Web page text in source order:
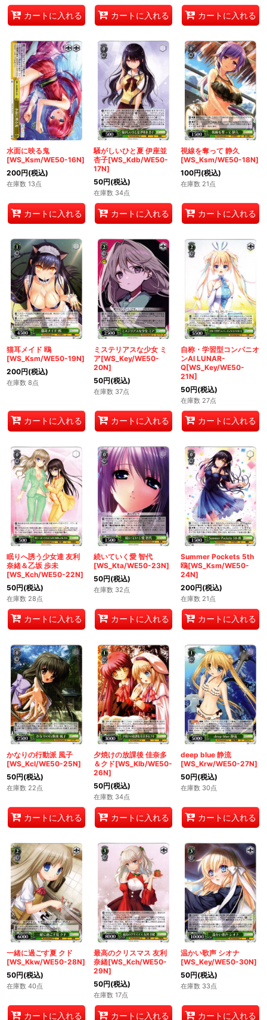
カートに入れる カートに入れる カートに入れる
水面に映る鬼
[WS_Ksm/WE50-16N]
200円(税込)
在庫数 13点
カートに入れる
騒がしいひと夏 伊座並
杏子[WS_Kdb/WE50-
17N]
50円(税込)
在庫数 34点
カートに入れる
視線を奪って 静久
[WS_Ksm/WE50-18N]
100円(税込)
在庫数 21点
カートに入れる
猫耳メイド 鴎
[WS_Ksm/WE50-19N]
200円(税込)
在庫数 8点
カートに入れる
ミステリアスな少女 ミ
ア[WS_Key/WE50-
20N]
50円(税込)
在庫数 37点
カートに入れる
自称・学習型コンパニオ
ンAI LUNAR-
Q[WS_Key/WE50-
21N]
50円(税込)
在庫数 27点
カートに入れる
眠りへ誘う少女達 友利
奈緒＆乙坂 歩未
[WS_Kch/WE50-22N]
50円(税込)
在庫数 28点
カートに入れる
続いていく愛 智代
[WS_Kta/WE50-23N]
50円(税込)
在庫数 32点
カートに入れる
Summer Pockets 5th
鴎[WS_Ksm/WE50-
24N]
200円(税込)
在庫数 21点
カートに入れる
かなりの行動派 風子
[WS_Kcl/WE50-25N]
50円(税込)
在庫数 22点
カートに入れる
夕焼けの放課後 佳奈多
＆クド[WS_Klb/WE50-
26N]
50円(税込)
在庫数 34点
カートに入れる
deep blue 静流
[WS_Krw/WE50-27N]
50円(税込)
在庫数 30点
カートに入れる
一緒に過ごす夏 クド
[WS_Kkw/WE50-28N]
50円(税込)
在庫数 40点
カートに入れる
最高のクリスマス 友利
奈緒[WS_Kch/WE50-
29N]
50円(税込)
在庫数 17点
カートに入れる
温かい歌声 シオナ
[WS_Key/WE50-30N]
50円(税込)
在庫数 33点
カートに入れる